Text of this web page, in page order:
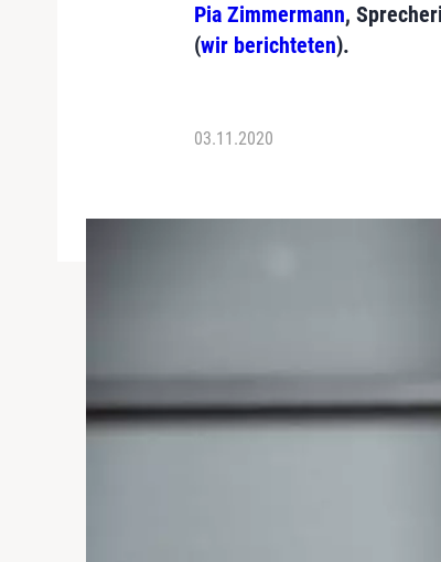
Pia Zimmermann,
(wir berichteten).
03.11.2020